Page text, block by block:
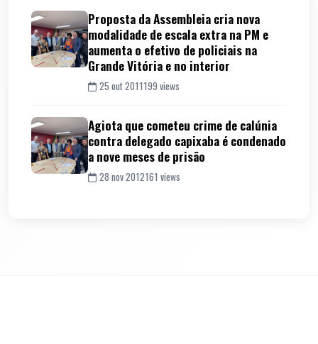
Proposta da Assembleia cria nova
modalidade de escala extra na PM e
aumenta o efetivo de policiais na
Grande Vitória e no interior
25 out 2011199 views
Agiota que cometeu crime de calúnia
contra delegado capixaba é condenado
a nove meses de prisão
28 nov 2012161 views